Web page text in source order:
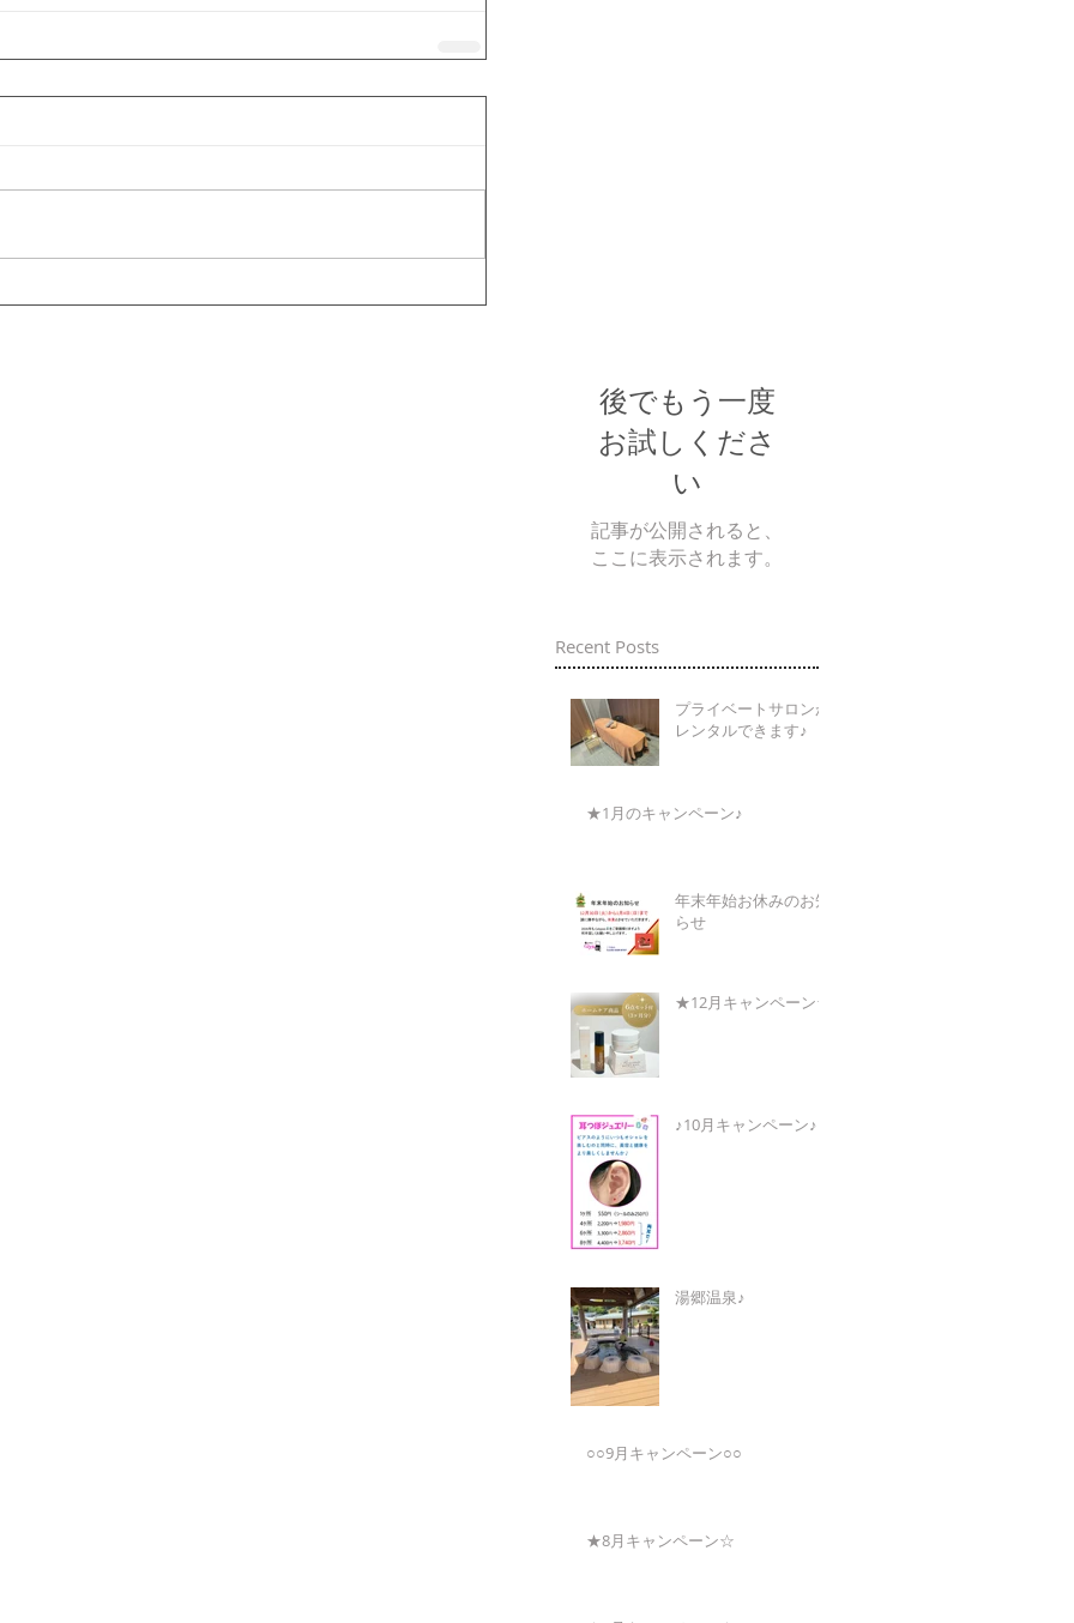
後でもう一度
お試しくださ
い
記事が公開されると、
ここに表示されます。
Recent Posts
プライベートサロンが
レンタルできます♪
★1月のキャンペーン♪
年末年始お休みのお知
らせ
★12月キャンペーン★
♪10月キャンペーン♪
湯郷温泉♪
○○9月キャンペーン○○
★8月キャンペーン☆